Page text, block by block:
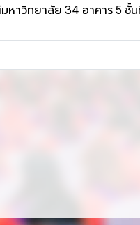
วิทยาลัย 34 อาคาร 5 ชั้น